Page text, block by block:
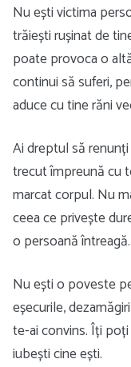
Nu ești victima
trăiești rușinat de
poate provoca o
continui să suferi,
aduce cu tine răni
Ai dreptul să
trecut împreună cu
marcat corpul. Nu
ceea ce privește
o persoană întreagă.
Nu ești o poveste
eșecurile,
te-ai convins. Îți
iubești cine ești.